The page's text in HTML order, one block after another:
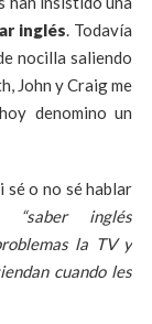
inglés. Todavía
nocilla saliendo
John y Craig me
denomino un
sé o no sé hablar
“saber inglés
la TV y
cuando les